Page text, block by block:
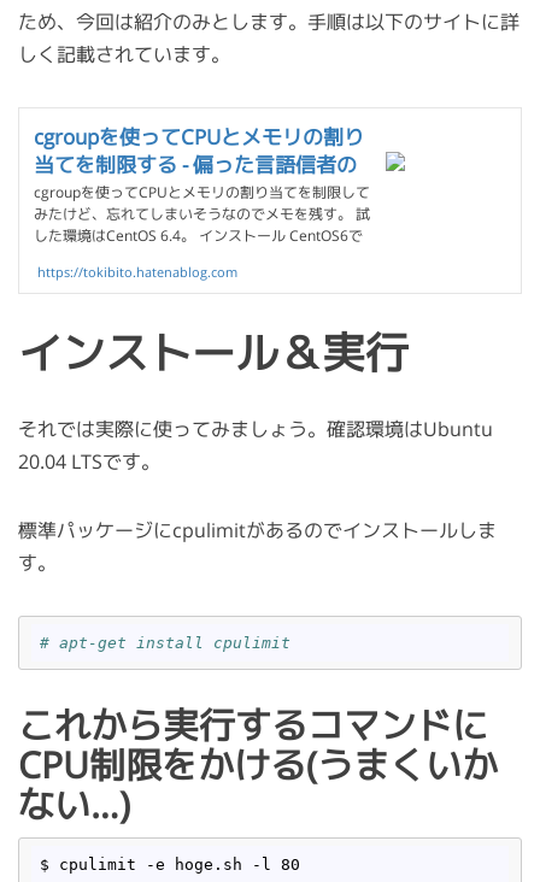
ため、今回は紹介のみとします。手順は以下のサイトに詳
しく記載されています。
cgroupを使ってCPUとメモリの割り
当てを制限する - 偏った言語信者の
垂れ流し
cgroupを使ってCPUとメモリの割り当てを制限して
みたけど、忘れてしまいそうなのでメモを残す。 試
した環境はCentOS 6.4。 インストール CentOS6で
sudo yum install libcgroupcgconfigサービスを起動
chkconfig cgconfig on $ sudo service cgconfig start
気にしそうなところ cpuやmemoryなど利用可能な
https://tokibito.hatenablog.com
インストール＆実行
それでは実際に使ってみましょう。確認環境はUbuntu
20.04 LTSです。
標準パッケージにcpulimitがあるのでインストールしま
す。
# apt-get install cpulimit
これから実行するコマンドに
CPU制限をかける(うまくいか
ない…)